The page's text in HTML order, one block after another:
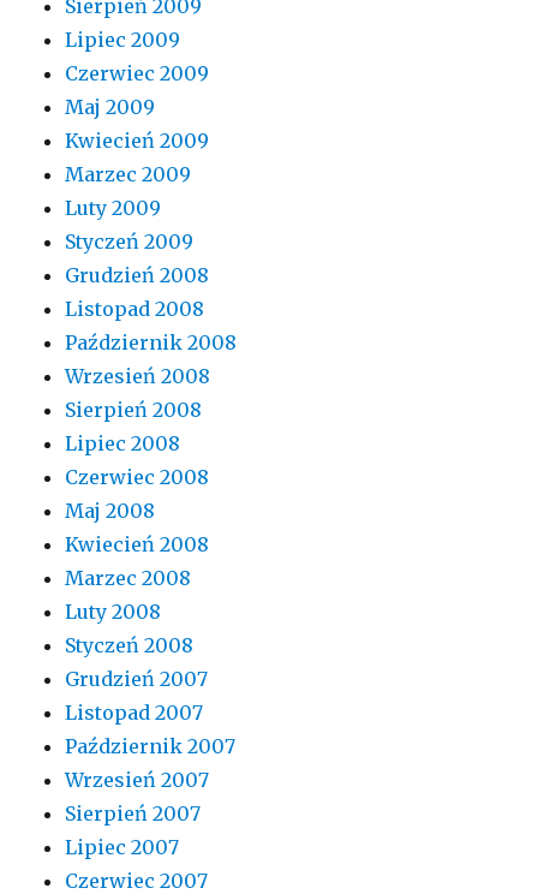
Sierpień 2009
Lipiec 2009
Czerwiec 2009
Maj 2009
Kwiecień 2009
Marzec 2009
Luty 2009
Styczeń 2009
Grudzień 2008
Listopad 2008
Październik 2008
Wrzesień 2008
Sierpień 2008
Lipiec 2008
Czerwiec 2008
Maj 2008
Kwiecień 2008
Marzec 2008
Luty 2008
Styczeń 2008
Grudzień 2007
Listopad 2007
Październik 2007
Wrzesień 2007
Sierpień 2007
Lipiec 2007
Czerwiec 2007